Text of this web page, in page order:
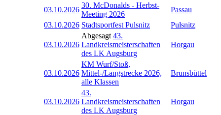
03.10.2026
30. McDonalds - Herbst-
Meeting 2026
Passau
03.10.2026 Stadtsportfest Pulsnitz Pulsnitz
03.10.2026
Abgesagt 43.
Landkreismeisterschaften
des LK Augsburg
Horgau
03.10.2026
KM Wurf/Stoß,
Mittel-/Langstrecke 2026,
alle Klassen
Brunsbüttel
03.10.2026
43.
Landkreismeisterschaften
des LK Augsburg
Horgau